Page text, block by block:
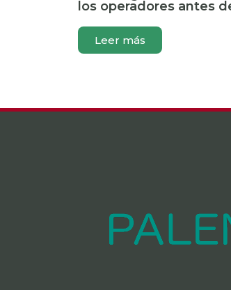
los operadores antes
Leer más